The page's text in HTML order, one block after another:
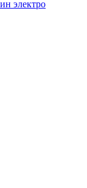
электро